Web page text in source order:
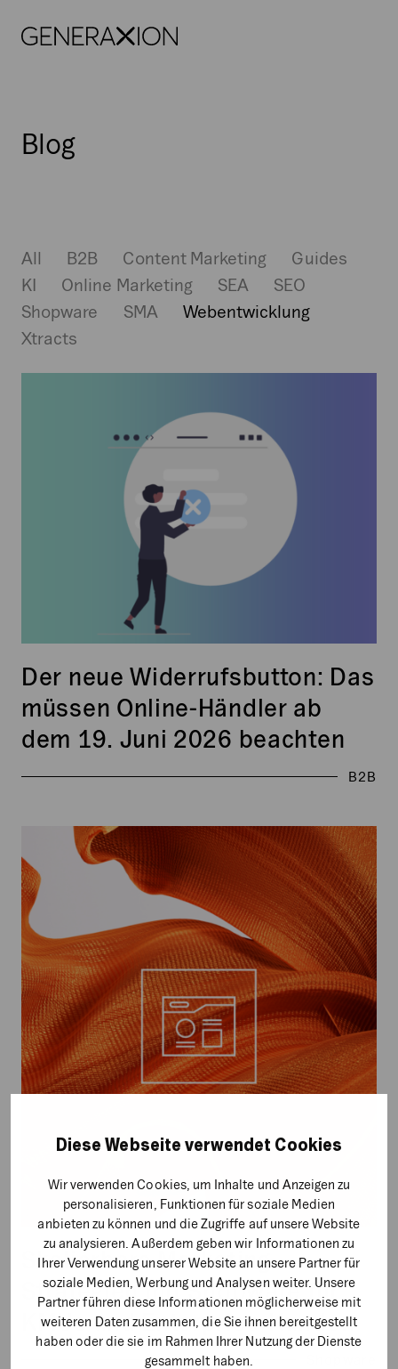
Diese Webseite verwendet Cookies
Wir verwenden Cookies, um Inhalte und Anzeigen zu
personalisieren, Funktionen für soziale Medien
anbieten zu können und die Zugriffe auf unsere Website
zu analysieren. Außerdem geben wir Informationen zu
Ihrer Verwendung unserer Website an unsere Partner für
soziale Medien, Werbung und Analysen weiter. Unsere
Partner führen diese Informationen möglicherweise mit
weiteren Daten zusammen, die Sie ihnen bereitgestellt
haben oder die sie im Rahmen Ihrer Nutzung der Dienste
gesammelt haben.
Generaxion
Webentwicklung
Blog
All B2B Content Marketing
Guides
KI
Online Marketing SEA
SEO
Shopware
SMA
Webentwicklung
Xtracts
B2B
Der neue Widerrufsbutton: Das
müssen Online-Händler ab
dem 19. Juni 2026 beachten
Skalierbare
Marketing-
Strategien
mit
Shopware
für
KMUs
und
Enterprise-
Kunden
Skalierbare Marketing-
Strategien mit Shopware für
KMUs und Enterprise-Kunden